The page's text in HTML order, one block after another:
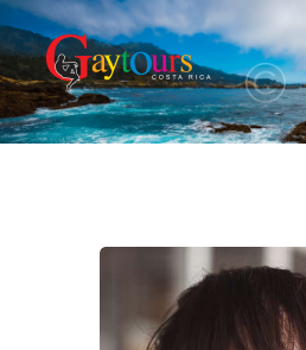
Playita Magazine
Photo Gallery
Contact Us